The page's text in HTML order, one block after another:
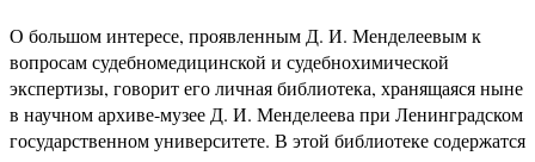
О большом интересе, проявленным Д. И. Менделеевым к
вопросам судебномедицинской и судебнохимической
экспертизы, говорит его личная библиотека, хранящаяся ныне
в научном архиве-музее Д. И. Менделеева при Ленинградском
государственном университете. В этой библиотеке содержатся